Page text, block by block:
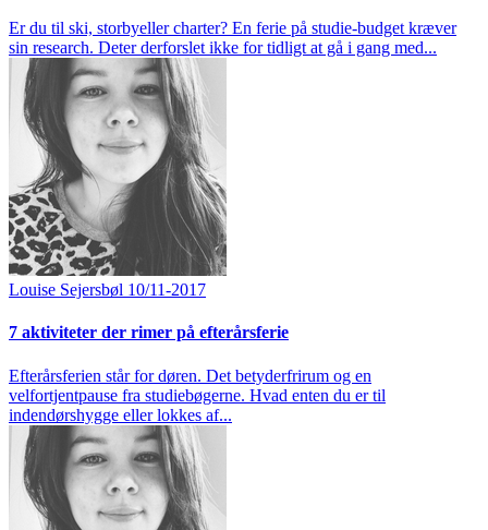
Er du til ski, storbyeller charter? En ferie på studie-budget kræver
sin research. Deter derforslet ikke for tidligt at gå i gang med...
Louise Sejersbøl 10/11-2017
7 aktiviteter der rimer på efterårsferie
Efterårsferien står for døren. Det betyderfrirum og en
velfortjentpause fra studiebøgerne. Hvad enten du er til
indendørshygge eller lokkes af...